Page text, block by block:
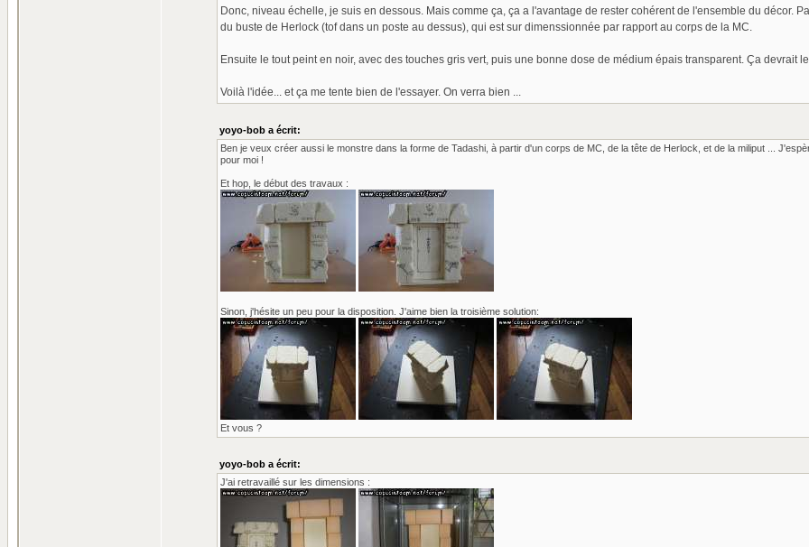
Donc, niveau échelle, je suis en dessous. Mais comme ça, ça a l'avantage de rester cohérent de l'ensemble du décor.
du buste de Herlock (tof dans un poste au dessus), qui est sur dimenssionnée par rapport au corps de la MC.
Ensuite le tout peint en noir, avec des touches gris vert, puis une bonne dose de médium épais transparent. Ça devrait
Voilà l'idée... et ça me tente bien de l'essayer. On verra bien ...
yoyo-bob a écrit:
Ben je veux créer aussi le monstre dans la forme de Tadashi, à partir d'un corps de MC, de la tête de Herlock, et de la miliput ...
pour moi !
Et hop, le début des travaux :
Sinon, j'hésite un peu pour la disposition. J'aime bien la troisième solution:
Et vous ?
yoyo-bob a écrit:
J'ai retravaillé sur les dimensions :